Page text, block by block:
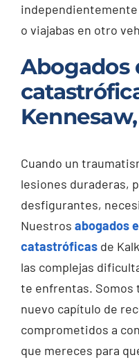
o viajabas en otro
Abogados
Cuando un
lesiones duraderas,
desfigurantes,
Nuestros abogados
catastróficas de
las complejas
te enfrentas. Somos
nuevo capítulo de
comprometidos a
que mereces para